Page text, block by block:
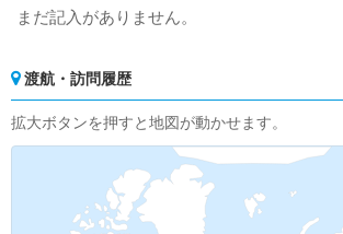
まだ記入がありません。
渡航・訪問履歴
拡大ボタンを押すと地図が動かせます。